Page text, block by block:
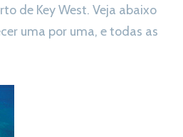
de Key West. Veja abaixo
uma por uma, e todas as